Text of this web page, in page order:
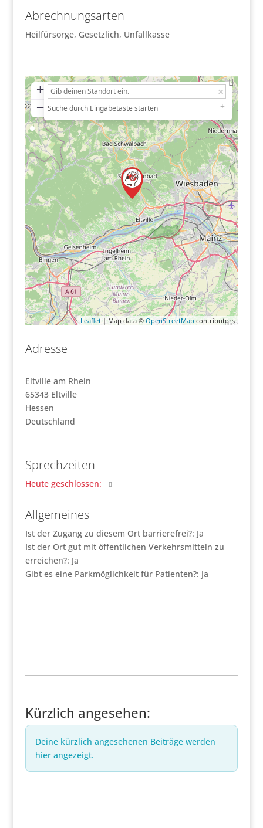
Abrechnungsarten
Heilfürsorge, Gesetzlich, Unfallkasse
+
− Suche durch Eingabetaste starten
Leaflet | Map data ©OpenStreetMap contributors
Adresse
Eltville am Rhein
65343 Eltville
Hessen
Deutschland
Sprechzeiten
Heute geschlossen:
Allgemeines
Ist der Zugang zu diesem Ort barrierefrei?: Ja
Ist der Ort gut mit öffentlichen Verkehrsmitteln zu
erreichen?: Ja
Gibt es eine Parkmöglichkeit für Patienten?: Ja
Kürzlich angesehen:
Deine kürzlich angesehenen Beiträge werden
hier angezeigt.